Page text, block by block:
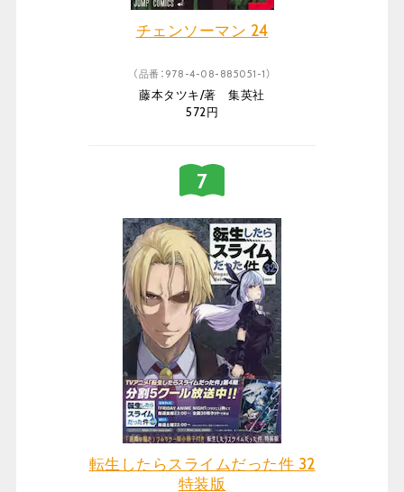
チェンソーマン 24
（品番：978-4-08-885051-1）
藤本タツキ/著 集英社
572円
転生したらスライムだった件 32
特装版